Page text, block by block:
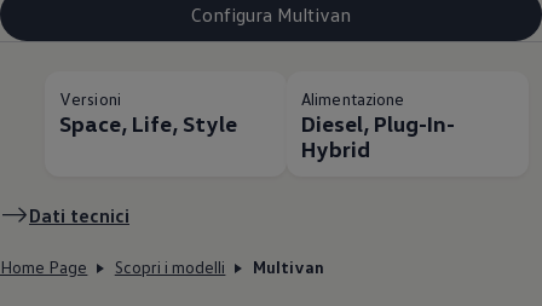
Configura Multivan
Versioni
Space, Life, Style
Alimentazione
Diesel, Plug-In-
Hybrid
Dati tecnici
Home Page Scopri i modelli Multivan